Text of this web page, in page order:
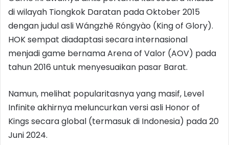
di wilayah Tiongkok Daratan pada Oktober 2015
dengan judul asli Wángzhě Róngyào (King of Glory).
HOK sempat diadaptasi secara internasional
menjadi game bernama Arena of Valor (AOV) pada
tahun 2016 untuk menyesuaikan pasar Barat.
Namun, melihat popularitasnya yang masif, Level
Infinite akhirnya meluncurkan versi asli Honor of
Kings secara global (termasuk di Indonesia) pada 20
Juni 2024.